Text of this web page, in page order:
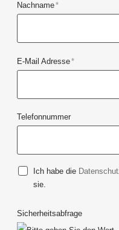
Nachname*
E-Mail Adresse*
Telefonnummer
Ich habe die
sie.
Sicherheitsabfrage